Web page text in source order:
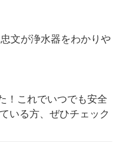
文が浄水器をわかりや
！これでいつでも安全
いる方、ぜひチェック